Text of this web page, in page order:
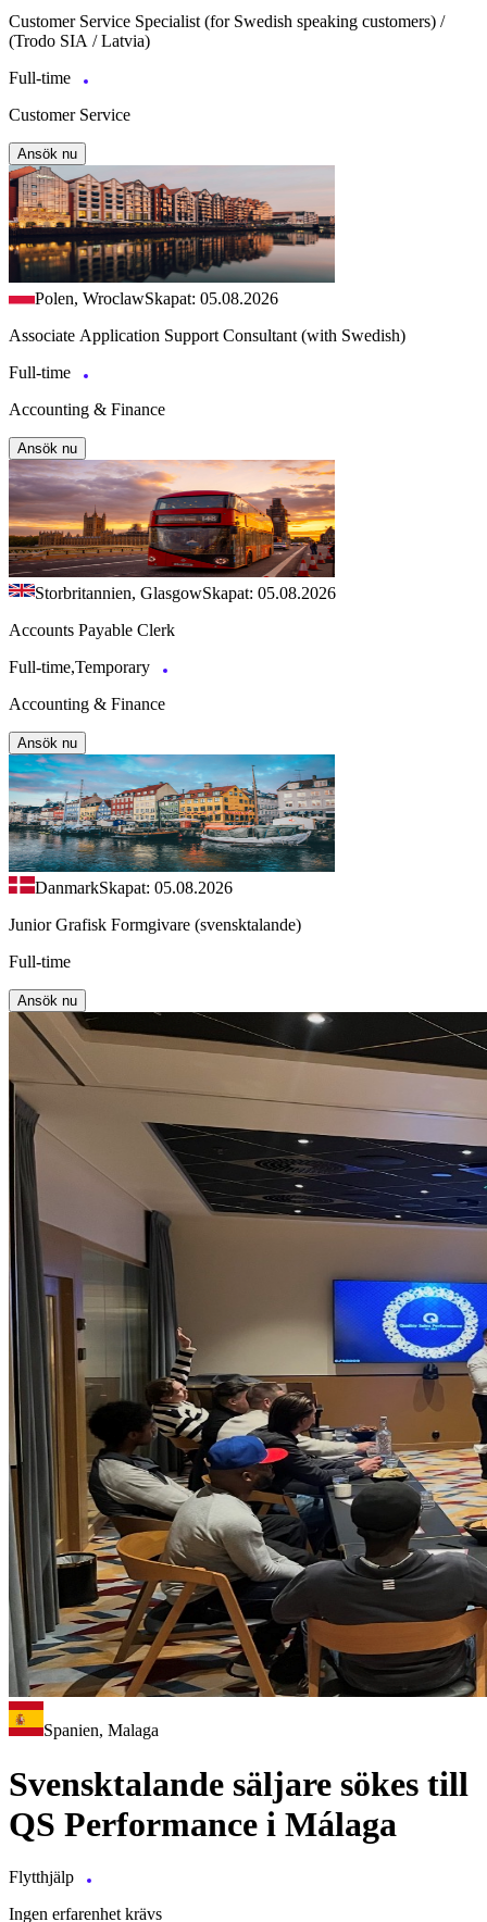
Customer Service Specialist (for Swedish speaking customers) /
(Trodo SIA / Latvia)
Full-time
Customer Service
Ansök nu
Polen, WroclawSkapat: 05.08.2026
Associate Application Support Consultant (with Swedish)
Full-time
Accounting & Finance
Ansök nu
Storbritannien, GlasgowSkapat: 05.08.2026
Accounts Payable Clerk
Full-time,Temporary
Accounting & Finance
Ansök nu
DanmarkSkapat: 05.08.2026
Junior Grafisk Formgivare (svensktalande)
Full-time
Ansök nu
Spanien, Malaga
Svensktalande säljare sökes till
QS Performance i Málaga
Flytthjälp
Ingen erfarenhet krävs